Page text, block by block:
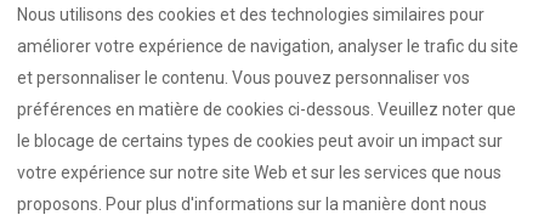
CGV / CGU
Mentions Légales
Hébergements disponibles
Activités Touristiques
Sports et Loisirs
Envoyer un message
Nous utilisons des cookies et des technologies similaires pour
améliorer votre expérience de navigation, analyser le trafic du site
et personnaliser le contenu. Vous pouvez personnaliser vos
préférences en matière de cookies ci-dessous. Veuillez noter que
le blocage de certains types de cookies peut avoir un impact sur
votre expérience sur notre site Web et sur les services que nous
proposons. Pour plus d'informations sur la manière dont nous